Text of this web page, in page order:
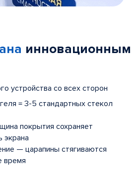
инновационным
устройства со всех сторон
= 3-5 стандартных стекол
покрытия сохраняет
экрана
— царапины стягиваются
время